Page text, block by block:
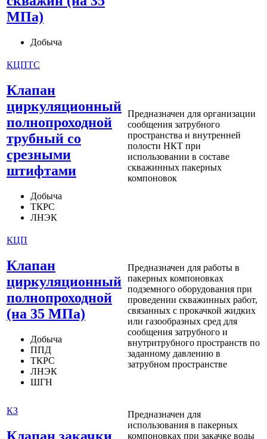
МПа)
Добыча
КЦПТС
Клапан
циркуляционный
полнопроходной
трубный со
срезными
штифтами
Добыча
ТКРС
ЛНЭК
Предназначен для организации
сообщения затрубного
пространства и внутренней
полости НКТ при
использовании в составе
скважинных пакерных
компоновок
КЦП
Клапан
циркуляционный
полнопроходной
(на 35 МПа)
Добыча
ППД
ТКРС
ЛНЭК
ШГН
Предназначен для работы в
пакерных компоновках
подземного оборудования при
проведении скважинных работ,
связанных с прокачкой жидких
или газообразных сред для
сообщения затрубного и
внутритрубного пространств по
заданному давлению в
затрубном пространстве
КЗ
Клапан закачки
Предназначен для
использования в пакерных
компоновках при закачке воды